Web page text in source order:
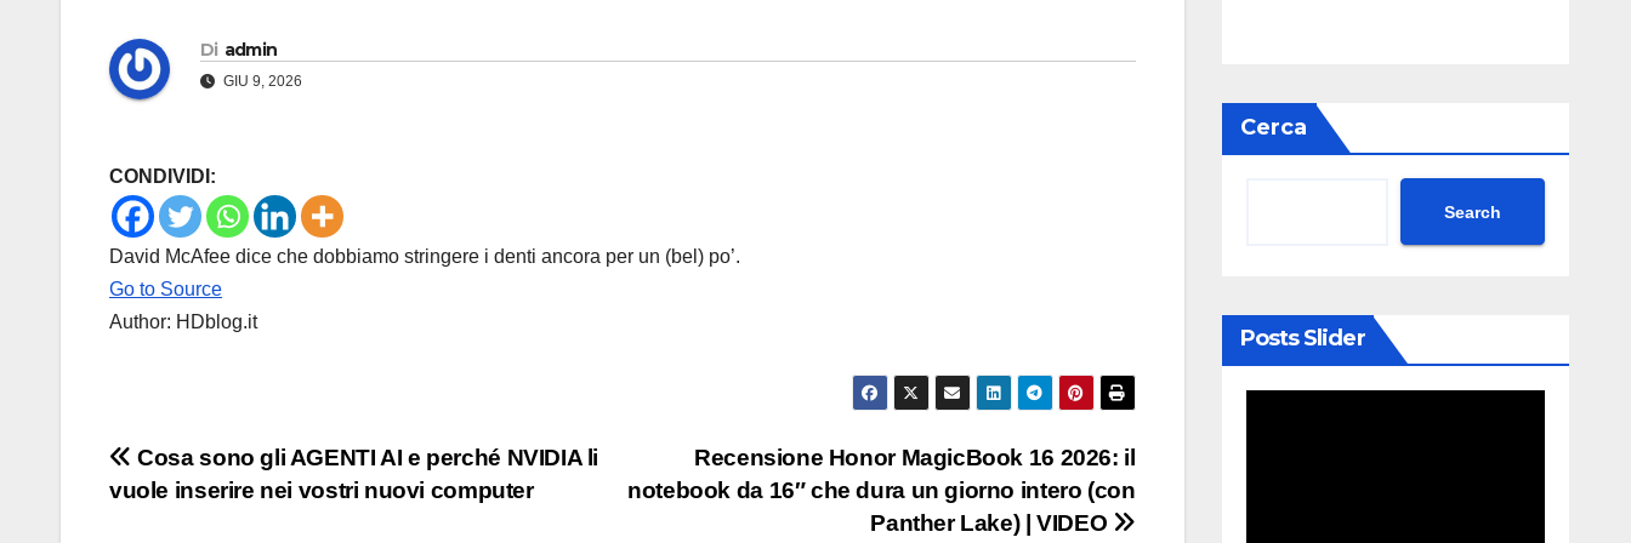
Di admin
GIU 9, 2026
CONDIVIDI:
David McAfee dice che dobbiamo stringere i denti ancora per un (bel) po’.
Go to Source
Author: HDblog.it
Navigazione
Recensione Honor MagicBook 16 2026: il
notebook da 16″ che dura un giorno intero (con
Panther Lake) | VIDEO
Cosa sono gli AGENTI AI e perché NVIDIA li
vuole inserire nei vostri nuovi computer
Cerca
Search
Posts Slider